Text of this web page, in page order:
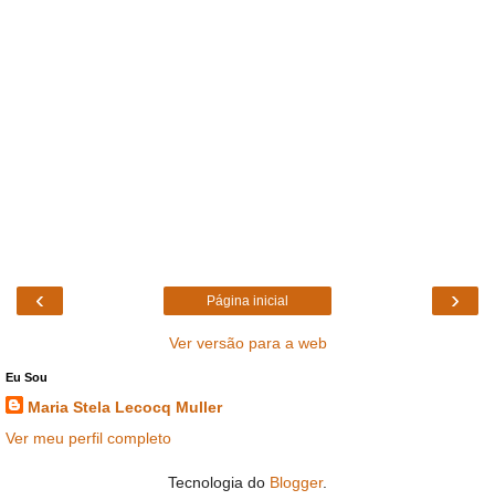
‹ ›
Página inicial
Ver versão para a web
Eu Sou
Maria Stela Lecocq Muller
Ver meu perfil completo
Tecnologia do Blogger.